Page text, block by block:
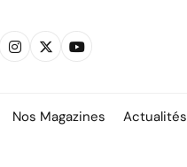
Nos Magazines Actualités